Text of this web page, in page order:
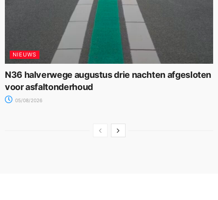
NIEUWS
N36 halverwege augustus drie nachten afgesloten
voor asfaltonderhoud
05/08/2026